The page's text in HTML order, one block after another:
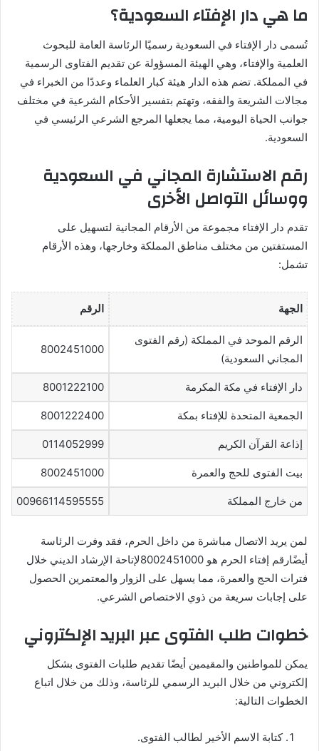
ما هي دار الإفتاء السعودية؟
تُسمى دار الإفتاء في السعودية رسميًا الرئاسة العامة للبحوث
العلمية والإفتاء، وهي الهيئة المسؤولة عن تقديم الفتاوى الرسمية
في المملكة. تضم هذه الدار هيئة كبار العلماء وعددًا من الخبراء في
مجالات الشريعة والفقه، وتهتم بتفسير الأحكام الشرعية في مختلف
جوانب الحياة اليومية، مما يجعلها المرجع الشرعي الرئيسي في
السعودية.
رقم الاستشارة المجاني في السعودية
ووسائل التواصل الأخرى
تقدم دار الإفتاء مجموعة من الأرقام المجانية لتسهيل على
المستفتين من مختلف مناطق المملكة وخارجها، وهذه الأرقام
تشمل:
الجهة الرقم
الرقم الموحد في المملكة (رقم الفتوى
المجاني السعودية)
8002451000
دار الإفتاء في مكة المكرمة 8001222100
الجمعية المتحدة للإفتاء بمكة 8001222400
إذاعة القرآن الكريم 0114052999
بيت الفتوى للحج والعمرة 8002451000
من خارج المملكة 00966114595555
لمن يريد الاتصال مباشرة من داخل الحرم، فقد وفرت الرئاسة
أيضًارقم إفتاء الحرم هو 8002451000
لإتاحة الإرشاد الديني خلال
فترات الحج والعمرة، مما يسهل على الزوار والمعتمرين الحصول
على إجابات سريعة من ذوي الاختصاص الشرعي.
خطوات طلب الفتوى عبر البريد الإلكتروني
يمكن للمواطنين والمقيمين أيضًا تقديم طلبات الفتوى بشكل
إلكتروني من خلال البريد الرسمي للرئاسة، وذلك من خلال اتباع
الخطوات التالية:
كتابة الاسم الأخير لطالب الفتوى.